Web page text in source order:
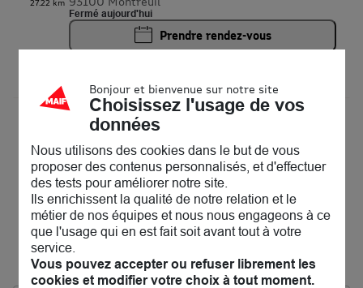
27.22 km
Fermé aujourd'hui
Prendre rendez-vous
MAIF, toujours proche de vous !
Bienvenue chez nous, découvrez vos agences MAIF à
Dammartin-en-Goële! Assurance auto, assurance
habitation, assurance vie, assurance pro…l'équipe MAIF
de Dammartin-en-Goële vous accueille et étudie avec
vous la solution qui vous convient le mieux. Ensemble,
nous parlerons aussi famille, entraide, environnement et
prévention.
Notre but : vous accompagner au quotidien. En attendant
vous pouvez consulter lesavis clients
Bonjour et bienvenue sur notre site
Choisissez l'usage de vos
données
Nous utilisons des cookies dans le but de vous
proposer des contenus personnalisés, et d'effectuer
des tests pour améliorer notre site.
Ils enrichissent la qualité de notre relation et le
métier de nos équipes et nous nous engageons à ce
que l'usage qui en est fait soit avant tout à votre
service.
Vous pouvez accepter ou refuser librement les
cookies et modifier votre choix à tout moment.